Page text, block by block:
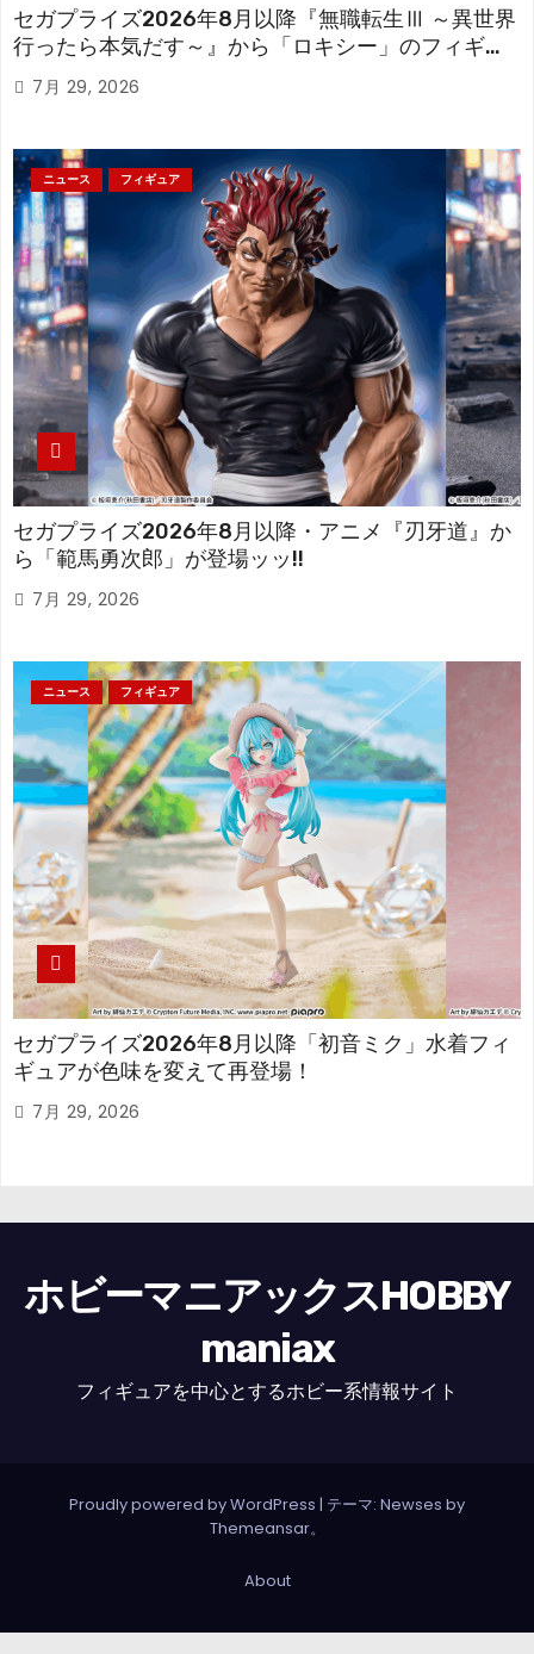
セガプライズ2026年8月以降『無職転生Ⅲ ～異世界
行ったら本気だす～』から「ロキシー」のフィギュ
アが登場！
7月 29, 2026
ニュース フィギュア
セガプライズ2026年8月以降・アニメ『刃牙道』か
ら「範馬勇次郎」が登場ッッ!!
7月 29, 2026
ニュース フィギュア
セガプライズ2026年8月以降「初音ミク」水着フィ
ギュアが色味を変えて再登場！
7月 29, 2026
ホビーマニアックスHOBBY
maniax
フィギュアを中心とするホビー系情報サイト
Proudly powered by WordPress | テーマ: Newses by
Themeansar。
About